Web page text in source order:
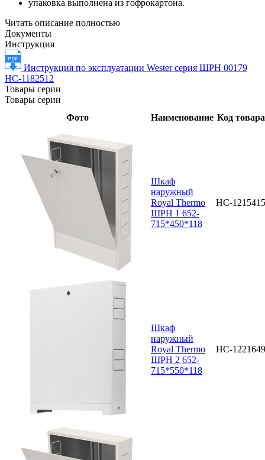
упаковка выполнена из гофрокартона.
Читать описание полностью
Документы
Инструкция
Инструкция по эксплуатации Wester серия ШРН 00179
НС-1182512
Товары серии
Товары серии
Фото
Наименование Код товара
Шкаф
наружный
Royal Thermo
ШРН 1 652-
715*450*118
НС-1215415
Шкаф
наружный
Royal Thermo
ШРН 2 652-
715*550*118
НС-1221649